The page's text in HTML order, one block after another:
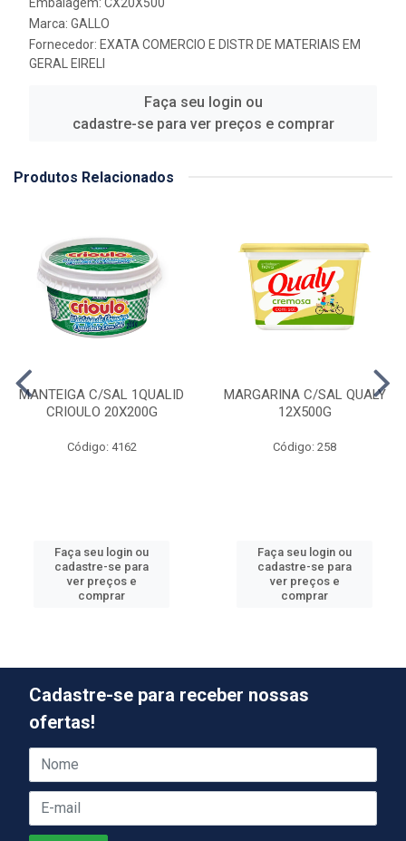
Marca: GALLO
Fornecedor: EXATA COMERCIO E DISTR DE MATERIAIS EM
GERAL EIRELI
Faça seu login ou
cadastre-se para ver preços e comprar
Produtos Relacionados
MANTEIGA C/SAL 1QUALID
CRIOULO 20X200G
Código: 4162
Faça seu login ou
cadastre-se para
ver preços e
comprar
MARGARINA C/SAL QUALY
12X500G
Código: 258
Faça seu login ou
cadastre-se para
ver preços e
comprar
Cadastre-se para receber nossas
ofertas!